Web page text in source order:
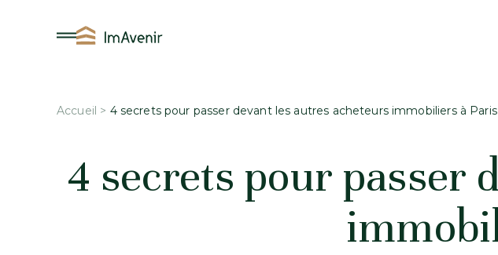
Accueil > 4 secrets pour passer devant les autres acheteurs immobiliers à Paris
4 secrets pour passer